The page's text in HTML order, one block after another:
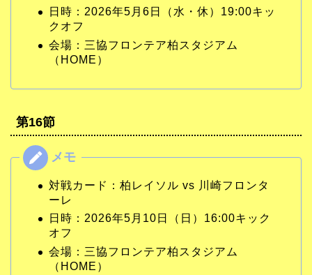
日時：2026年5月6日（水・休）19:00キッ
クオフ
会場：三協フロンテア柏スタジアム
（HOME）
第16節
対戦カード：柏レイソル vs 川崎フロンタ
ーレ
日時：2026年5月10日（日）16:00キック
オフ
会場：三協フロンテア柏スタジアム
（HOME）